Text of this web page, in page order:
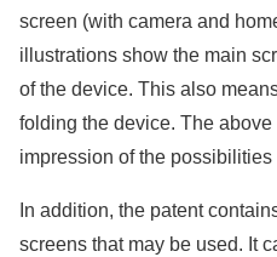
screen (with camera and
illustrations show the main
of the device. This also
folding the device. The
impression of the possibilities
In addition, the patent
screens that may be used. It